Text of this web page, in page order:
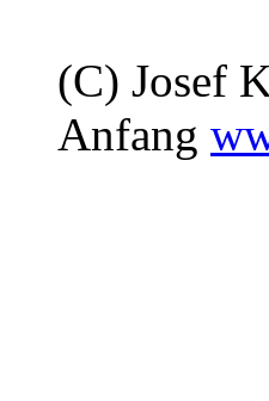
(C) Josef
Anfang